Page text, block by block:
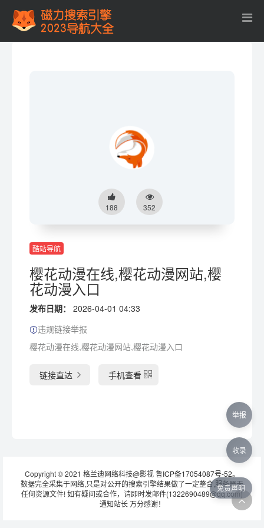
188 352
酷站导航
樱花动漫在线,樱花动漫网站,樱
花动漫入口
发布日期：
2026-04-01 04:33
违规链接举报
樱花动漫在线,樱花动漫网站,樱花动漫入口
链接直达 手机查看
Copyright © 2021 格兰迪网络科技@影视鲁ICP备17054087号-52。
数据完全采集于网络,只是对公开的搜索引擎结果做了一定整合,服务器无
任何资源文件! 如有疑问或合作，请即时发邮件(1322690489@qq.com)
通知站长 万分感谢！
免责声明
举报
收录